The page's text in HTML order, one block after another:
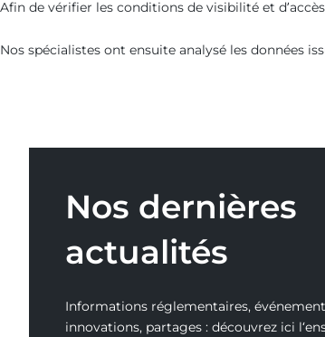
Afin de vérifier les conditions de visibilité et
Nos spécialistes ont ensuite analysé les données
Nos dernières
actualités
Informations réglementaires,
innovations, partages : découvrez ici